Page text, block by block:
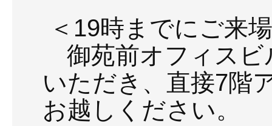
＜19時までにご来
御苑前オフィスビ
いただき、直接7階
お越しください。